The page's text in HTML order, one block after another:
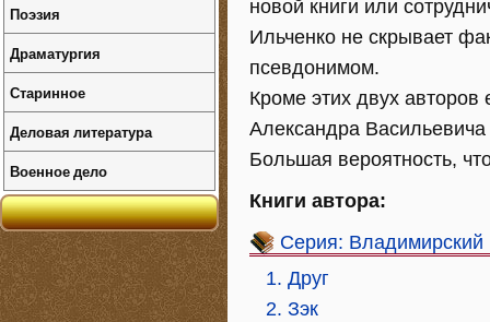
новой книги или
Ильченко не скрывает
псевдонимом.
Кроме этих двух авторов
Александра
Большая вероятность,
Книги автора:
Серия: Владимирский
1. Друг
2. Зэк
Поэзия
Драматургия
Старинное
Деловая литература
Военное дело